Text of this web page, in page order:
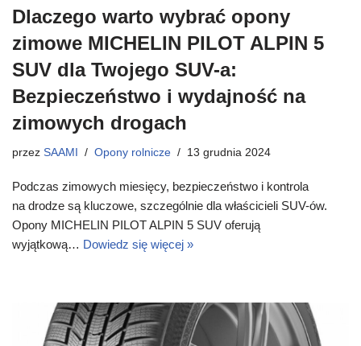
Dlaczego warto wybrać opony
zimowe MICHELIN PILOT ALPIN 5
SUV dla Twojego SUV-a:
Bezpieczeństwo i wydajność na
zimowych drogach
przez SAAMI Opony rolnicze 13 grudnia 2024
Podczas zimowych miesięcy, bezpieczeństwo i kontrola
na drodze są kluczowe, szczególnie dla właścicieli SUV-ów.
Opony MICHELIN PILOT ALPIN 5 SUV oferują
wyjątkową… Dowiedz się więcej »